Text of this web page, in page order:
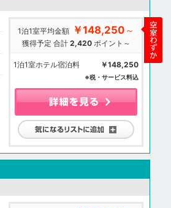
1泊1室平均金額 ￥148,250 ～
獲得予定 合計 2,420ポイント～
1泊1室ホテル宿泊料 ￥148,250
※税・サービス料込